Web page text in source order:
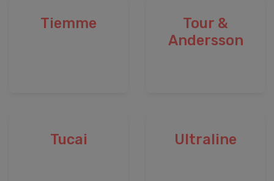
Tiemme
Tour &
Andersson
Tucai Ultraline